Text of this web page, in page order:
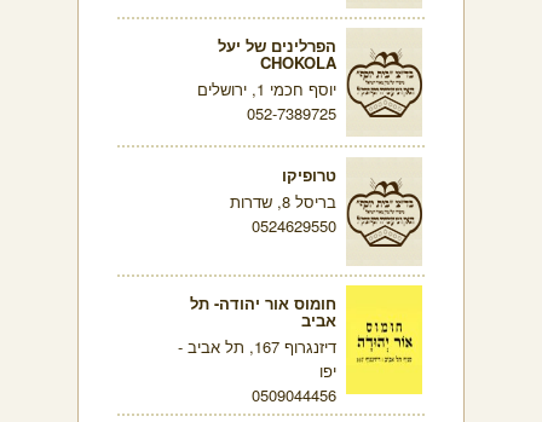
הפרלינים של יעל
CHOKOLA
יוסף חכמי 1, ירושלים
052-7389725
טרופיקו
בריסל 8, שדרות
0524629550
חומוס אור יהודה- תל
אביב
דיזנגרוף 167, תל אביב -
יפו
0509044456